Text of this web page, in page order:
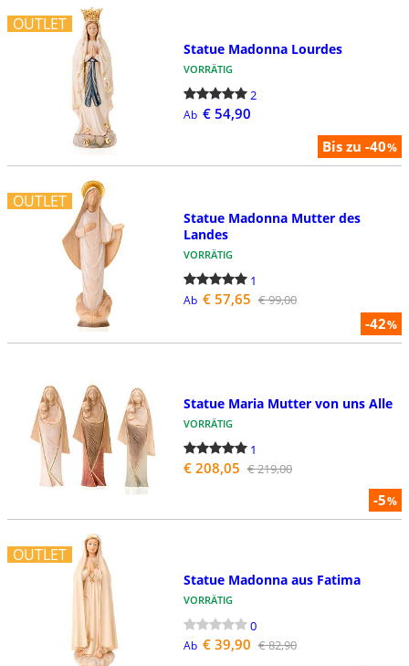
OUTLET
Bis zu -40%
Statue Madonna Lourdes
VORRÄTIG
2
Ab € 54,90
OUTLET
-42%
Statue Madonna Mutter des
Landes
VORRÄTIG
1
Ab € 57,65 € 99,00
-5%
Statue Maria Mutter von uns Alle
VORRÄTIG
1
€ 208,05 € 219,00
OUTLET
Statue Madonna aus Fatima
VORRÄTIG
0
Ab € 39,90 € 82,90